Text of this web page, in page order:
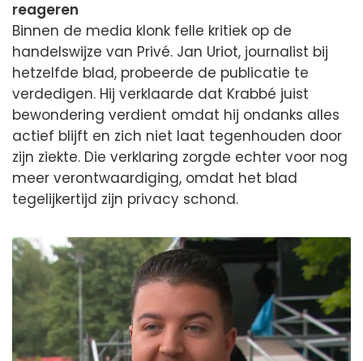
reageren
Binnen de media klonk felle kritiek op de
handelswijze van Privé. Jan Uriot, journalist bij
hetzelfde blad, probeerde de publicatie te
verdedigen. Hij verklaarde dat Krabbé juist
bewondering verdient omdat hij ondanks alles
actief blijft en zich niet laat tegenhouden door
zijn ziekte. Die verklaring zorgde echter voor nog
meer verontwaardiging, omdat het blad
tegelijkertijd zijn privacy schond.